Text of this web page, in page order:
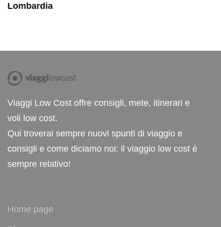
Lombardia
Viaggi Low Cost offre consigli, mete, itinerari e
voli low cost.
Qui troverai sempre nuovi spunti di viaggio e
consigli e come diciamo noi: il viaggio low cost è
sempre relativo!
Home page